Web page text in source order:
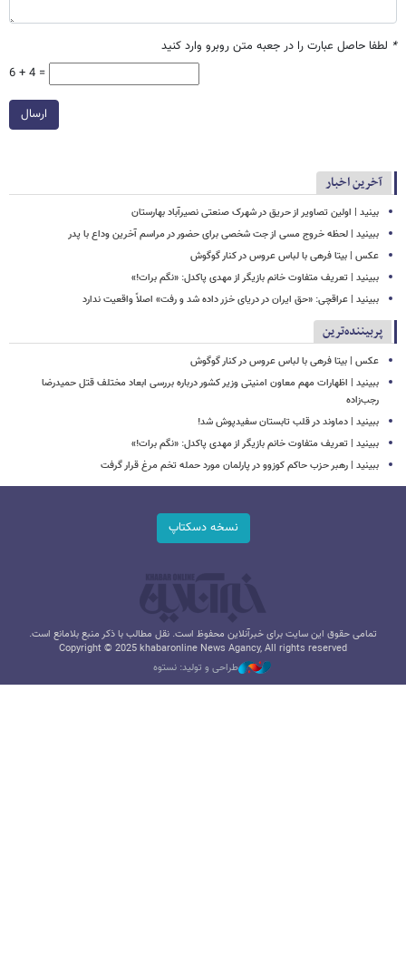
* لطفا حاصل عبارت را در جعبه متن روبرو وارد کنید
6 + 4 =
ارسال
آخرین اخبار
بینید | اولین تصاویر از حریق در شهرک صنعتی نصیرآباد بهارستان
ببینید | لحظه خروج مسی از جت شخصی برای حضور در مراسم آخرین وداع با پدر
عکس | بیتا فرهی با لباس عروس در کنار گوگوش
ببینید | تعریف متفاوت خانم بازیگر از مهدی پاکدل: «نگم برات!»
ببینید | عراقچی: «حق ایران در دریای خزر داده شد و رفت» اصلاً واقعیت ندارد
پربیننده‌ترین
عکس | بیتا فرهی با لباس عروس در کنار گوگوش
ببینید | اظهارات مهم معاون امنیتی وزیر کشور درباره بررسی ابعاد مختلف قتل حمیدرضا
رجب‌زاده
ببینید | دماوند در قلب تابستان سفیدپوش شد!
ببینید | تعریف متفاوت خانم بازیگر از مهدی پاکدل: «نگم برات!»
ببینید | رهبر حزب حاکم کوزوو در پارلمان مورد حمله تخم مرغ قرار گرفت
نسخه دسکتاپ
تمامی حقوق این سایت برای خبرآنلاین محفوظ است. نقل مطالب با ذکر منبع بلامانع است.
Copyright © 2025 khabaronline News Agancy, All rights reserved
طراحی و تولید: نستوه